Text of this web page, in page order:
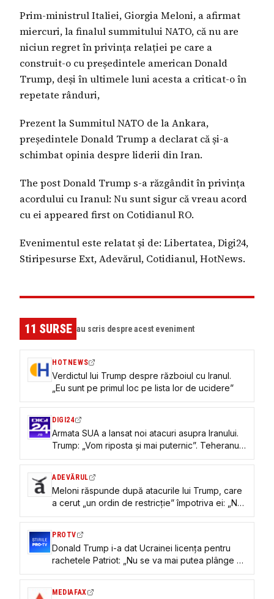
Prim-ministrul Italiei, Giorgia Meloni, a afirmat
miercuri, la finalul summitului NATO, că nu are
niciun regret în privința relației pe care a
construit-o cu președintele american Donald
Trump, deși în ultimele luni acesta a criticat-o în
repetate rânduri,
Prezent la Summitul NATO de la Ankara,
președintele Donald Trump a declarat că și-a
schimbat opinia despre liderii din Iran.
The post Donald Trump s-a răzgândit în privința
acordului cu Iranul: Nu sunt sigur că vreau acord
cu ei appeared first on Cotidianul RO.
Evenimentul este relatat și de: Libertatea, Digi24,
Stiripesurse Ext, Adevărul, Cotidianul, HotNews.
11 SURSE au scris despre acest eveniment
HOTNEWS
Verdictul lui Trump despre războiul cu Iranul.
„Eu sunt pe primul loc pe lista lor de ucidere”
DIGI24
Armata SUA a lansat noi atacuri asupra Iranului.
Trump: „Vom riposta și mai puternic”. Teheranul:
„Este un ucigaș”
ADEVĂRUL
Meloni răspunde după atacurile lui Trump, care
a cerut „un ordin de restricție” împotriva ei: „Nu
regret absolut nimic”
PROTV
Donald Trump i-a dat Ucrainei licența pentru
rachetele Patriot: „Nu se va mai putea plânge că
nu îi oferim suficient”
MEDIAFAX